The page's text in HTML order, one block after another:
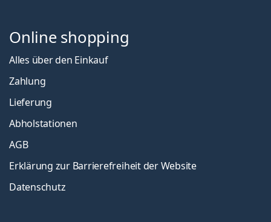
Online shopping
Alles über den Einkauf
Zahlung
Lieferung
Abholstationen
AGB
Erklärung zur Barrierefreiheit der Website
Datenschutz